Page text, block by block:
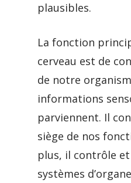
plausibles.
La fonction
cerveau est de
de notre
informations
parviennent. Il
siège de nos
plus, il contrôle
systèmes